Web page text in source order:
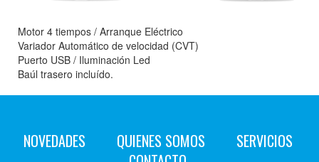
Motor 4 tiempos / Arranque Eléctrico
Variador Automático de velocidad (CVT)
Puerto USB / Iluminación Led
Baúl trasero incluído.
NOVEDADES QUIENES SOMOS
SERVICIOS